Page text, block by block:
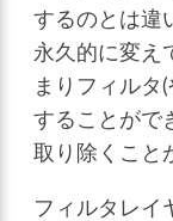
するのとは違
永久的に変え
まりフィルタ
することがで
取り除くこと
フィルタレイ